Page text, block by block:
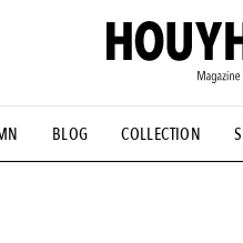
BLOG COLLECTION
#古着サミット #NEW
IT #AH.H #ととけ